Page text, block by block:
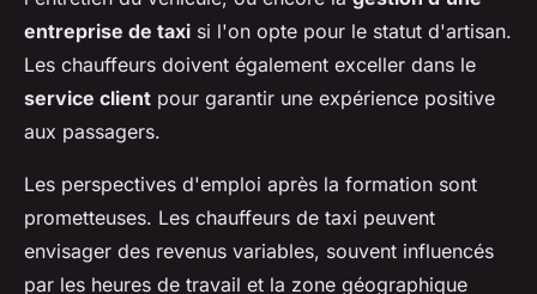
entreprise de taxi si l'on opte pour le statut d'artisan.
Les chauffeurs doivent également exceller dans le
service client pour garantir une expérience positive
aux passagers.
Les perspectives d'emploi après la formation sont
prometteuses. Les chauffeurs de taxi peuvent
envisager des revenus variables, souvent influencés
par les heures de travail et la zone géographique